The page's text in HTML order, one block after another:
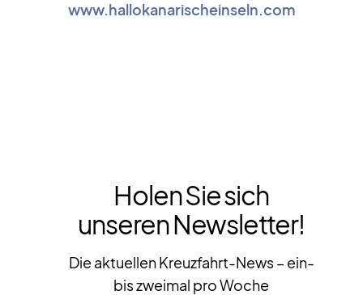
www.hallokanarischeinseln.com
Holen Sie sich
unseren Newsletter!
Die aktuellen Kreuzfahrt-News – ein-
bis zweimal pro Woche